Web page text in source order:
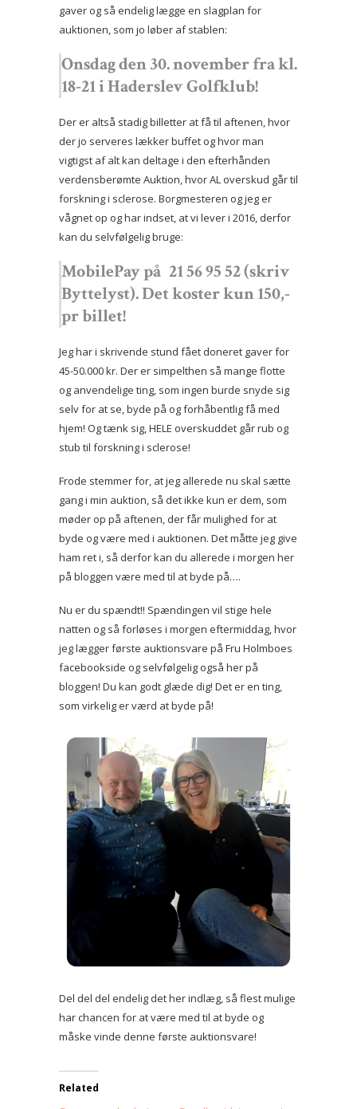
gaver og så endelig lægge en slagplan for
auktionen, som jo løber af stablen:
Onsdag den 30. november fra kl.
18-21 i Haderslev Golfklub!
Der er altså stadig billetter at få til aftenen, hvor
der jo serveres lækker buffet og hvor man
vigtigst af alt kan deltage i den efterhånden
verdensberømte Auktion, hvor AL overskud går til
forskning i sclerose. Borgmesteren og jeg er
vågnet op og har indset, at vi lever i 2016, derfor
kan du selvfølgelig bruge:
MobilePay på 21 56 95 52 (skriv
Byttelyst). Det koster kun 150,-
pr billet!
Jeg har i skrivende stund fået doneret gaver for
45-50.000 kr. Der er simpelthen så mange flotte
og anvendelige ting, som ingen burde snyde sig
selv for at se, byde på og forhåbentlig få med
hjem! Og tænk sig, HELE overskuddet går rub og
stub til forskning i sclerose!
Frode stemmer for, at jeg allerede nu skal sætte
gang i min auktion, så det ikke kun er dem, som
møder op på aftenen, der får mulighed for at
byde og være med i auktionen. Det måtte jeg give
ham ret i, så derfor kan du allerede i morgen her
på bloggen være med til at byde på….
Nu er du spændt!! Spændingen vil stige hele
natten og så forløses i morgen eftermiddag, hvor
jeg lægger første auktionsvare på Fru Holmboes
facebookside og selvfølgelig også her på
bloggen! Du kan godt glæde dig! Det er en ting,
som virkelig er værd at byde på!
Del del del endelig det her indlæg, så flest mulige
har chancen for at være med til at byde og
måske vinde denne første auktionsvare!
Related